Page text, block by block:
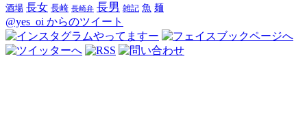
酒場 長女 長崎 長崎弁 長男 雑記 魚 麺
@yes_oi からのツイート